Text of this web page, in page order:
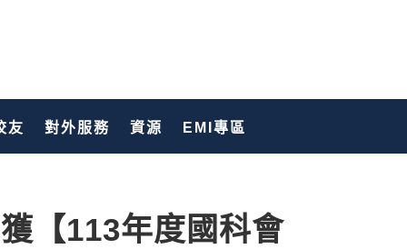
友 對外服務 資源 EMI專區
【113年度國科會